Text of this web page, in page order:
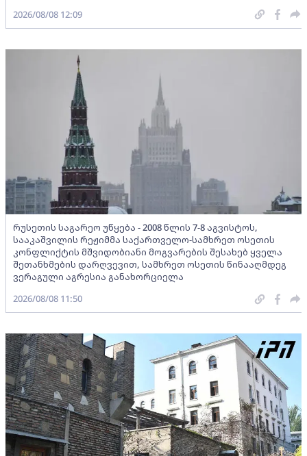
2026/08/08 12:09
რუსეთის საგარეო უწყება - 2008 წლის 7-8 აგვისტოს,
სააკაშვილის რეჟიმმა საქართველო-სამხრეთ ოსეთის
კონფლიქტის მშვიდობიანი მოგვარების შესახებ ყველა
შეთანხმების დარღვევით, სამხრეთ ოსეთის წინააღმდეგ
ვერაგული აგრესია განახორციელა
2026/08/08 11:50